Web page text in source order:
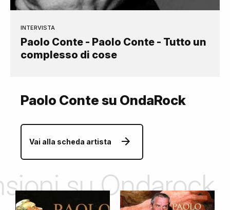
INTERVISTA
Paolo Conte - Paolo Conte - Tutto un
complesso di cose
Paolo Conte su OndaRock
Vai alla scheda artista
su Ondarock